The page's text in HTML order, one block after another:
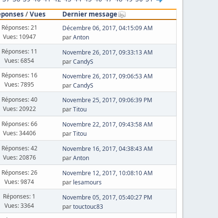
/Vues Dernier message
Réponses: 21
Vues: 10947
Décembre 06, 2017, 04:15:09 AM
parAnton
Réponses: 11
Vues: 6854
Novembre 26, 2017, 09:33:13 AM
parCandyS
Réponses: 16
Vues: 7895
Novembre 26, 2017, 09:06:53 AM
parCandyS
Réponses: 40
Vues: 20922
Novembre 25, 2017, 09:06:39 PM
parTitou
Réponses: 66
Vues: 34406
Novembre 22, 2017, 09:43:58 AM
parTitou
Réponses: 42
Vues: 20876
Novembre 16, 2017, 04:38:43 AM
parAnton
Réponses: 26
Vues: 9874
Novembre 12, 2017, 10:08:10 AM
par lesamours
Réponses: 1
Vues: 3364
Novembre 05, 2017, 05:40:27 PM
partouctouc83